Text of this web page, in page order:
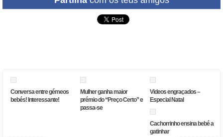
Conversa entre gémeos
bebés! Interessante!
Mulher ganha maior
prémio do “Preço Certo” e
passa-se
Videos engraçados –
Especial Natal
Cachorrinho ensina bebé a
gatinhar